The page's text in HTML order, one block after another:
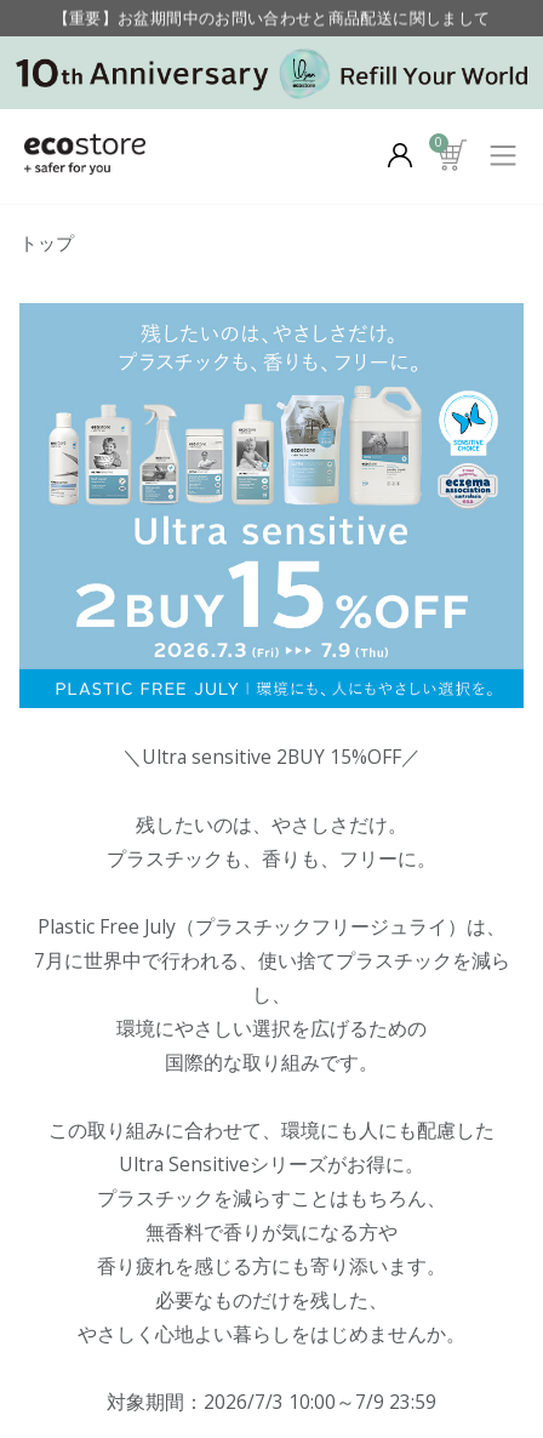
【重要】お盆期間中のお問い合わせと商品配送に関しまして
毎月お得にポイントが貯まる！ “月のポイントアップデー”
0
トップ
＼Ultra sensitive 2BUY 15%OFF／
残したいのは、やさしさだけ。
プラスチックも、香りも、フリーに。
Plastic Free July（プラスチックフリージュライ）は、
7月に世界中で行われる、使い捨てプラスチックを減ら
し、
環境にやさしい選択を広げるための
国際的な取り組みです。
この取り組みに合わせて、環境にも人にも配慮した
Ultra Sensitiveシリーズがお得に。
プラスチックを減らすことはもちろん、
無香料で香りが気になる方や
香り疲れを感じる方にも寄り添います。
必要なものだけを残した、
やさしく心地よい暮らしをはじめませんか。
対象期間：2026/7/3 10:00～7/9 23:59